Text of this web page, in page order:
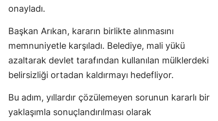
onayladı.
Başkan Arıkan, kararın birlikte alınmasını
memnuniyetle karşıladı. Belediye, mali yükü
azaltarak devlet tarafından kullanılan mülklerdeki
belirsizliği ortadan kaldırmayı hedefliyor.
Bu adım, yıllardır çözülemeyen sorunun kararlı bir
yaklaşımla sonuçlandırılması olarak